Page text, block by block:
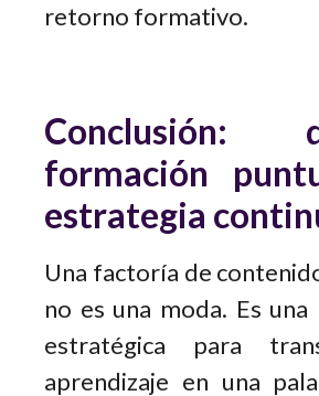
retorno formativo.
formación
estrategia
Una factoría de
no es una moda. Es
estratégica para
aprendizaje en una